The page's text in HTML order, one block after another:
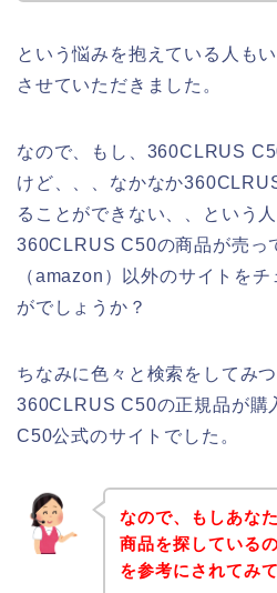
という悩みを抱えている人も
させていただきました。
なので、もし、360CLRUS
けど、、、なかなか
ることができない、、という
360CLRUS C50の商品が売っ
（amazon）以外のサイトを
がでしょうか？
ちなみに色々と検索をしてみ
360CLRUS C50の正規品が購
C50公式のサイトでした。
なので、もしあな
商品を探している
を参考にされてみ